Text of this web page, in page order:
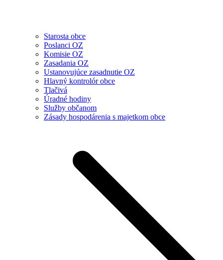
Starosta obce
Poslanci OZ
Komisie OZ
Zasadania OZ
Ustanovujúce zasadnutie OZ
Hlavný kontrolór obce
Tlačivá
Úradné hodiny
Služby občanom
Zásady hospodárenia s majetkom obce